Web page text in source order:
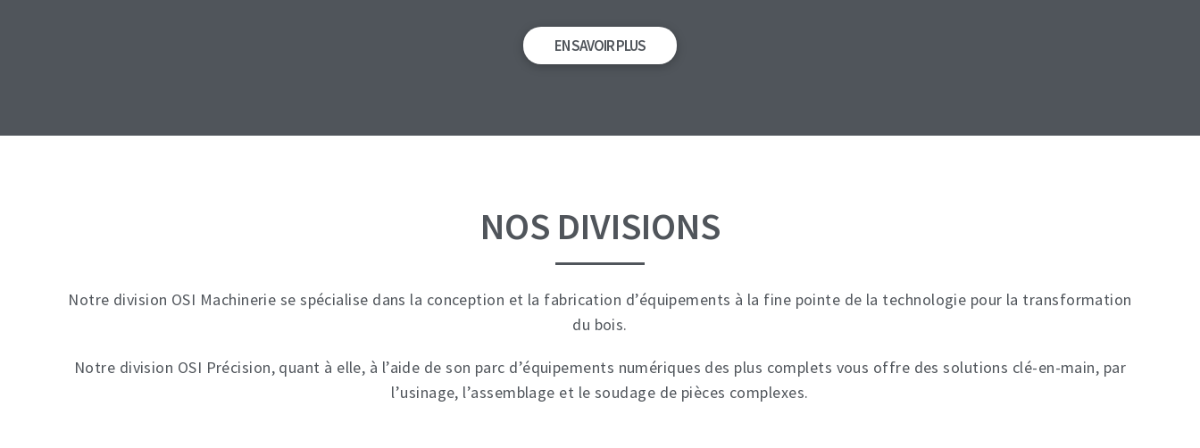
EN SAVOIR PLUS
NOS DIVISIONS
Notre division OSI Machinerie se spécialise dans la conception et la fabrication d’équipements à la fine pointe de la technologie pour la transformation
du bois.
Notre division OSI Précision, quant à elle, à l’aide de son parc d’équipements numériques des plus complets vous offre des solutions clé-en-main, par
l’usinage, l’assemblage et le soudage de pièces complexes.